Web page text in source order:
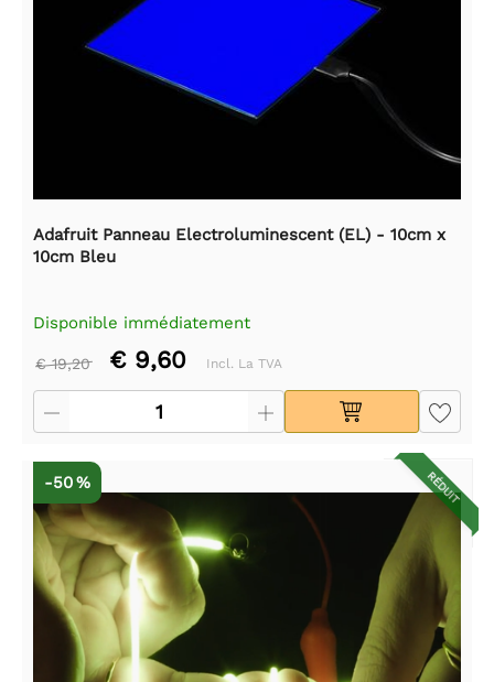
Adafruit Panneau Electroluminescent (EL) - 10cm x
10cm Bleu
Disponible immédiatement
€ 19,20 € 9,60 Incl. La TVA
RÉDUIT
-50 %